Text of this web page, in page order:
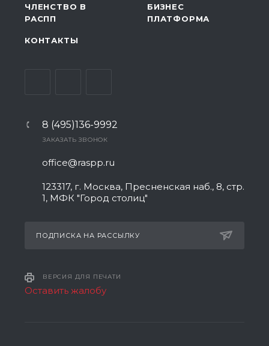
ЧЛЕНСТВО В
РАСПП
БИЗНЕС
ПЛАТФОРМА
КОНТАКТЫ
8 (495)136-9992
ЗАКАЗАТЬ ЗВОНОК
office@raspp.ru
123317, г. Москва, Пресненская наб., 8, стр.
1, МФК "Город столиц"
ПОДПИСКА НА РАССЫЛКУ
ВЕРСИЯ ДЛЯ ПЕЧАТИ
Оставить жалобу